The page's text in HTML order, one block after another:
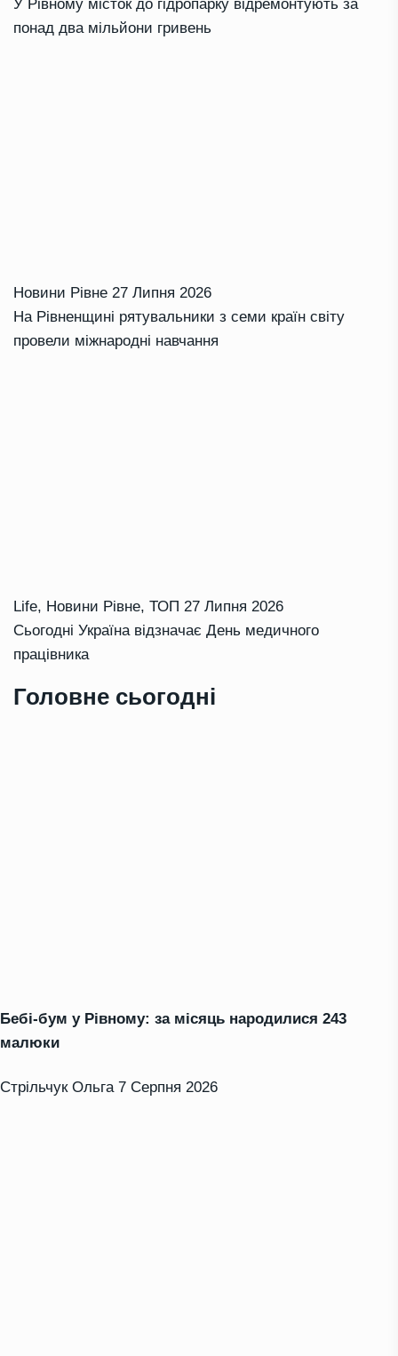
У Рівному місток до гідропарку відремонтують за
понад два мільйони гривень
Новини Рівне 27 Липня 2026
На Рівненщині рятувальники з семи країн світу
провели міжнародні навчання
Life, Новини Рівне, ТОП 27 Липня 2026
Сьогодні Україна відзначає День медичного
працівника
Головне сьогодні
Бебі-бум у Рівному: за місяць народилися 243
малюки
Стрільчук Ольга 7 Серпня 2026